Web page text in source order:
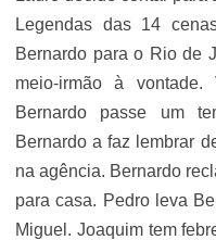
Legendas das 14
Bernardo para o Rio de
meio-irmão à
Bernardo passe um
Bernardo a faz lembrar
na agência. Bernardo
para casa. Pedro leva
Miguel. Joaquim tem